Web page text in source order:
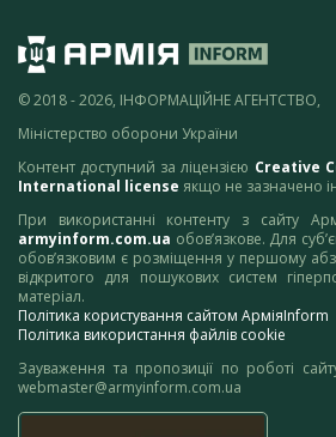
© 2018 - 2026, ІНФОРМАЦІЙНЕ АГЕНТСТВО,
Міністерство оборони України
Контент доступний за ліцензією Creative
International license якщо не зазначено
При використанні контенту з сайту
armyinform.com.ua обов’язкове. Для
обов’язковим є розміщення у першому
відкритого для пошукових систем
матеріал.
Політика користування сайтом АрміяInform
Політика використання файлів cookie
Зауваження та пропозиції по роботі
webmaster@armyinform.com.ua